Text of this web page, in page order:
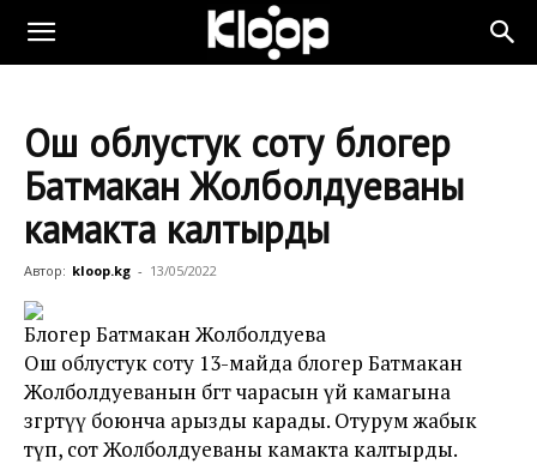
Ош облустук соту блогер
Батмакан Жолболдуеваны
камакта калтырды
Автор: kloop.kg - 13/05/2022
Блогер Батмакан Жолболдуева
Ош облустук соту 13-майда блогер Батмакан
Жолболдуеванын бөгөт чарасын үй камагына
өзгөртүү боюнча арызды карады. Отурум жабык
өтүп, сот Жолболдуеваны камакта калтырды.